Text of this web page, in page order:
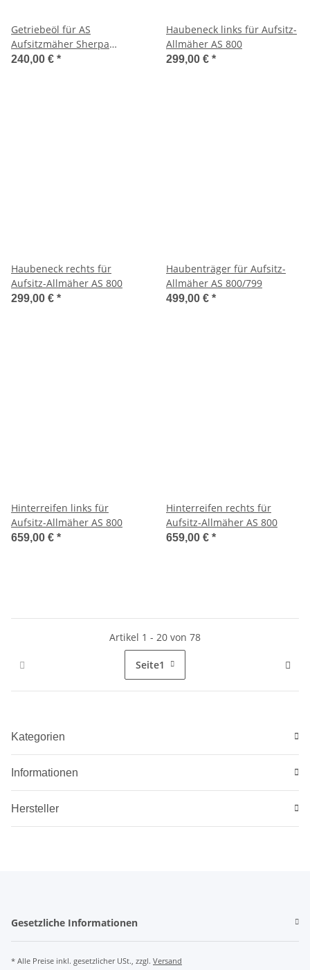
Getriebeöl für AS
Aufsitzmäher Sherpa
940/940 XL - 5 l Kanister
240,00 € *
Haubeneck links für Aufsitz-
Allmäher AS 800
299,00 € *
Haubeneck rechts für
Aufsitz-Allmäher AS 800
299,00 € *
Haubenträger für Aufsitz-
Allmäher AS 800/799
499,00 € *
Hinterreifen links für
Aufsitz-Allmäher AS 800
659,00 € *
Hinterreifen rechts für
Aufsitz-Allmäher AS 800
659,00 € *
Artikel 1 - 20 von 78
Seite1
Kategorien
Informationen
Hersteller
Gesetzliche Informationen
* Alle Preise inkl. gesetzlicher USt., zzgl. Versand